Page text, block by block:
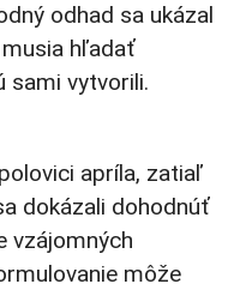
odhad sa ukázal
hľadať
sami vytvorili.
apríla, zatiaľ
dokázali dohodnúť
vzájomných
môže